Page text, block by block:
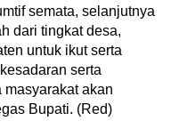
semata, selanjutnya
dari tingkat desa,
untuk ikut serta
serta
akan
Bupati. (Red)